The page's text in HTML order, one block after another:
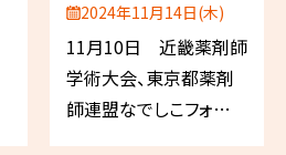
2024年11月14日(木)
11月10日 近畿薬剤師
学術大会、東京都薬剤
師連盟なでしこフォーラ
ム